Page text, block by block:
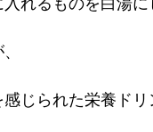
れるものを白湯に
じられた栄養ドリ